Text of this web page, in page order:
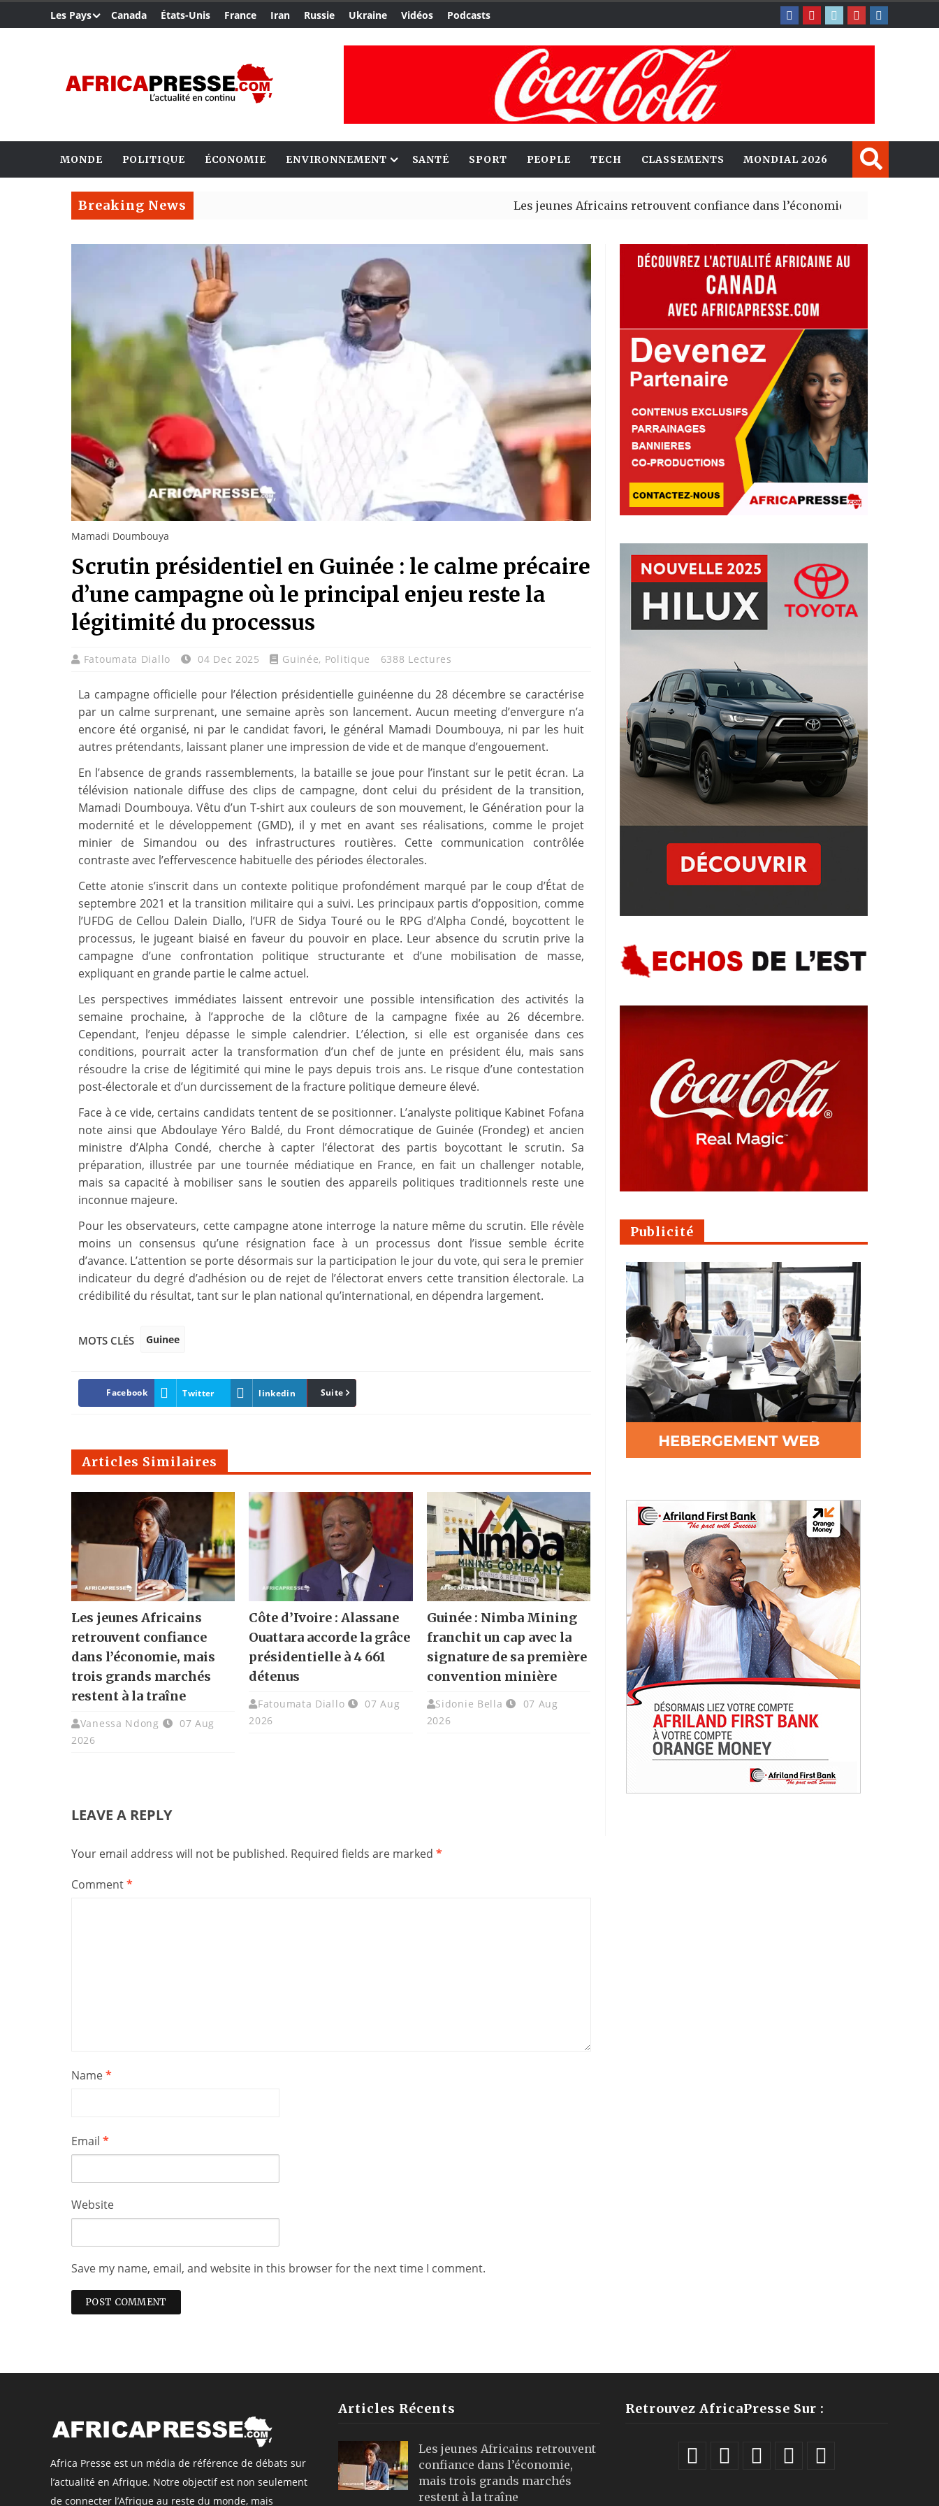
Les Pays Canada États-Unis France Iran Russie Ukraine Vidéos Podcasts
MONDE POLITIQUE ÉCONOMIE ENVIRONNEMENT SANTÉ SPORT PEOPLE TECH CLASSEMENTS MONDIAL 2026
Breaking News Les jeunes Africains retrouvent confiance dans l’économie, mais trois grands
Mamadi Doumbouya
Scrutin présidentiel en Guinée : le calme précaire
d’une campagne où le principal enjeu reste la
légitimité du processus
Fatoumata Diallo 04 Dec 2025 Guinée, Politique 6388 Lectures
La campagne officielle pour l’élection présidentielle guinéenne du 28 décembre se caractérise
par un calme surprenant, une semaine après son lancement. Aucun meeting d’envergure n’a
encore été organisé, ni par le candidat favori, le général Mamadi Doumbouya, ni par les huit
autres prétendants, laissant planer une impression de vide et de manque d’engouement.
En l’absence de grands rassemblements, la bataille se joue pour l’instant sur le petit écran. La
télévision nationale diffuse des clips de campagne, dont celui du président de la transition,
Mamadi Doumbouya. Vêtu d’un T-shirt aux couleurs de son mouvement, le Génération pour la
modernité et le développement (GMD), il y met en avant ses réalisations, comme le projet
minier de Simandou ou des infrastructures routières. Cette communication contrôlée
contraste avec l’effervescence habituelle des périodes électorales.
Cette atonie s’inscrit dans un contexte politique profondément marqué par le coup d’État de
septembre 2021 et la transition militaire qui a suivi. Les principaux partis d’opposition, comme
l’UFDG de Cellou Dalein Diallo, l’UFR de Sidya Touré ou le RPG d’Alpha Condé, boycottent le
processus, le jugeant biaisé en faveur du pouvoir en place. Leur absence du scrutin prive la
campagne d’une confrontation politique structurante et d’une mobilisation de masse,
expliquant en grande partie le calme actuel.
Les perspectives immédiates laissent entrevoir une possible intensification des activités la
semaine prochaine, à l’approche de la clôture de la campagne fixée au 26 décembre.
Cependant, l’enjeu dépasse le simple calendrier. L’élection, si elle est organisée dans ces
conditions, pourrait acter la transformation d’un chef de junte en président élu, mais sans
résoudre la crise de légitimité qui mine le pays depuis trois ans. Le risque d’une contestation
post-électorale et d’un durcissement de la fracture politique demeure élevé.
Face à ce vide, certains candidats tentent de se positionner. L’analyste politique Kabinet Fofana
note ainsi que Abdoulaye Yéro Baldé, du Front démocratique de Guinée (Frondeg) et ancien
ministre d’Alpha Condé, cherche à capter l’électorat des partis boycottant le scrutin. Sa
préparation, illustrée par une tournée médiatique en France, en fait un challenger notable,
mais sa capacité à mobiliser sans le soutien des appareils politiques traditionnels reste une
inconnue majeure.
Pour les observateurs, cette campagne atone interroge la nature même du scrutin. Elle révèle
moins un consensus qu’une résignation face à un processus dont l’issue semble écrite
d’avance. L’attention se porte désormais sur la participation le jour du vote, qui sera le premier
indicateur du degré d’adhésion ou de rejet de l’électorat envers cette transition électorale. La
crédibilité du résultat, tant sur le plan national qu’international, en dépendra largement.
MOTS CLÉS Guinee
Facebook Twitter linkedin Pinterest
Suite
Articles Similaires
Les jeunes Africains
retrouvent confiance
dans l’économie, mais
trois grands marchés
restent à la traîne
Vanessa Ndong
07 Aug
2026
Côte d’Ivoire : Alassane
Ouattara accorde la grâce
présidentielle à 4 661
détenus
Fatoumata Diallo
07 Aug
2026
Guinée : Nimba Mining
franchit un cap avec la
signature de sa première
convention minière
Sidonie Bella
07 Aug
2026
LEAVE A REPLY
Your email address will not be published. Required fields are marked *
Comment*
Name*
Email *
Website
Save my name, email, and website in this browser for the next time I comment.
Publicité
Africa Presse est un média de référence de débats sur
l’actualité en Afrique. Notre objectif est non seulement
de connecter l’Afrique au reste du monde, mais
Articles Récents
Les jeunes Africains retrouvent
confiance dans l’économie,
mais trois grands marchés
restent à la traîne
Retrouvez AfricaPresse Sur :